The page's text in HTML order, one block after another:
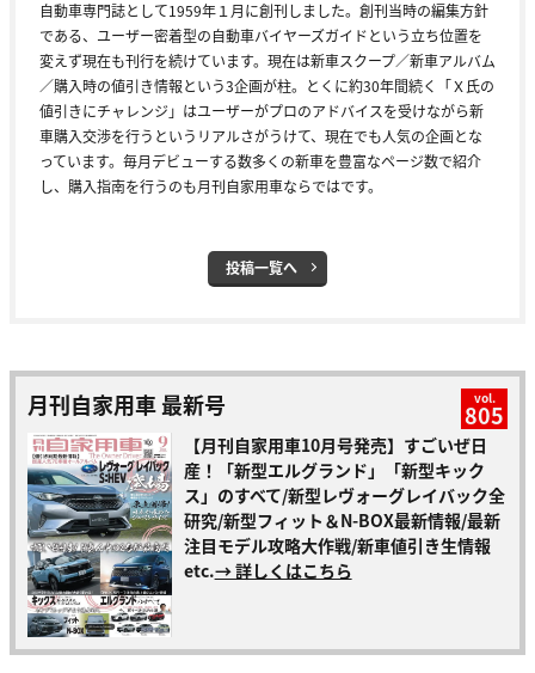
自動車専門誌として1959年１月に創刊しました。創刊当時の編集方針
である、ユーザー密着型の自動車バイヤーズガイドという立ち位置を
変えず現在も刊行を続けています。現在は新車スクープ／新車アルバム
／購入時の値引き情報という3企画が柱。とくに約30年間続く「Ｘ氏の
値引きにチャレンジ」はユーザーがプロのアドバイスを受けながら新
車購入交渉を行うというリアルさがうけて、現在でも人気の企画とな
っています。毎月デビューする数多くの新車を豊富なページ数で紹介
し、購入指南を行うのも月刊自家用車ならではです。
投稿一覧へ
月刊自家用車 最新号 vol.
805
【月刊自家用車10月号発売】すごいぜ日
産！「新型エルグランド」「新型キック
ス」のすべて/新型レヴォーグレイバック全
研究/新型フィット＆N-BOX最新情報/最新
注目モデル攻略大作戦/新車値引き生情報
etc.→ 詳しくはこちら